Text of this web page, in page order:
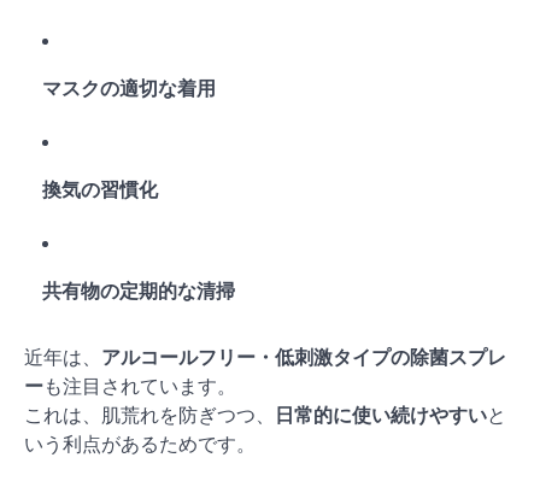
マスクの適切な着用
換気の習慣化
共有物の定期的な清掃
近年は、 アルコールフリー・低刺激タイプの除菌スプレ
ーも注目されています。
これは、肌荒れを防ぎつつ、 日常的に使い続けやすいと
いう利点があるためです。